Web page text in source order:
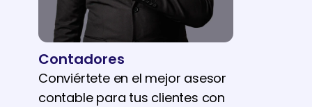
Contadores
Conviértete en el mejor asesor
contable para tus clientes con